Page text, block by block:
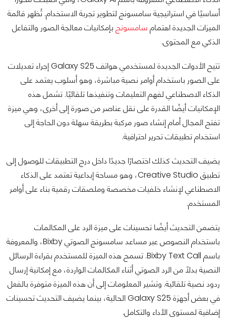
أساسيًا في استراتيجية سامسونج لتطوير تجربة الاستخدام. تُظهر قائمة
الميزات الجديدة اهتمام سامسونج بإمكانيات معالجة الصور والتفاعل
الذكي مع المحتوى.
تتيح الأدوات الجديدة لمستخدمي هواتف Galaxy S25 إجراء تعديلات
على الصور باستخدام أوامر نصية مباشرة، وهو أسلوب يعتمد على
الذكاء الاصطناعي لفهم التعليمات وتنفيذها تلقائيًا. تشمل هذه
الإمكانيات أيضًا القدرة على نقل عناصر من صورة إلى أخرى، وهي ميزة
تفتح المجال أمام إنشاء صور مركبة بطريقة سهلة دون الحاجة إلى
استخدام تطبيقات تحرير احترافية.
يضيف التحديث كذلك اختصارًا جديدًا داخل درج التطبيقات للوصول إلى
تطبيق Creative Studio، وهو مساحة إبداعية تعتمد على الذكاء
الاصطناعي لإنشاء خلفيات مخصصة وملصقات رقمية بناء على أوامر
المستخدم.
يتضمن التحديث أيضًا تحسينات على ميزة الرد على المكالمات
باستخدام النصوص عبر مساعد سامسونج الصوتي Bixby، والمعروفة
باسم Bixby Text Call. تسمح هذه الميزة للمستخدم بقراءة الرسائل
النصية بدلًا من الرد الصوتي أثناء المكالمات الواردة، مع إمكانية إرسال
ردود نصية تلقائية. وتشير المعلومات إلى أن هذه الميزة متوفرة بالفعل
في بعض أجهزة Galaxy S25 الحالية، بينما يضيف التحديث تحسينات
إضافية لمستوى الأداء والتكامل.